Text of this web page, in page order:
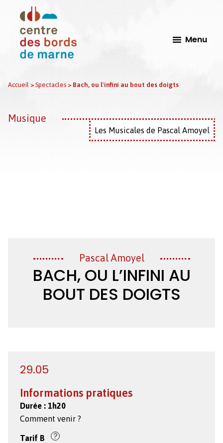
contenu
principal
CdbM
Perreux
sur
Centre
de
Menu
Accueil > Spectacles > Bach, ou l'infini au bout des doigts
Musique
Les Musicales de Pascal Amoyel
Pascal Amoyel
BACH, OU L’INFINI AU
BOUT DES DOIGTS
29.05
Informations pratiques
Durée : 1h20
Comment venir ?
Tarif B